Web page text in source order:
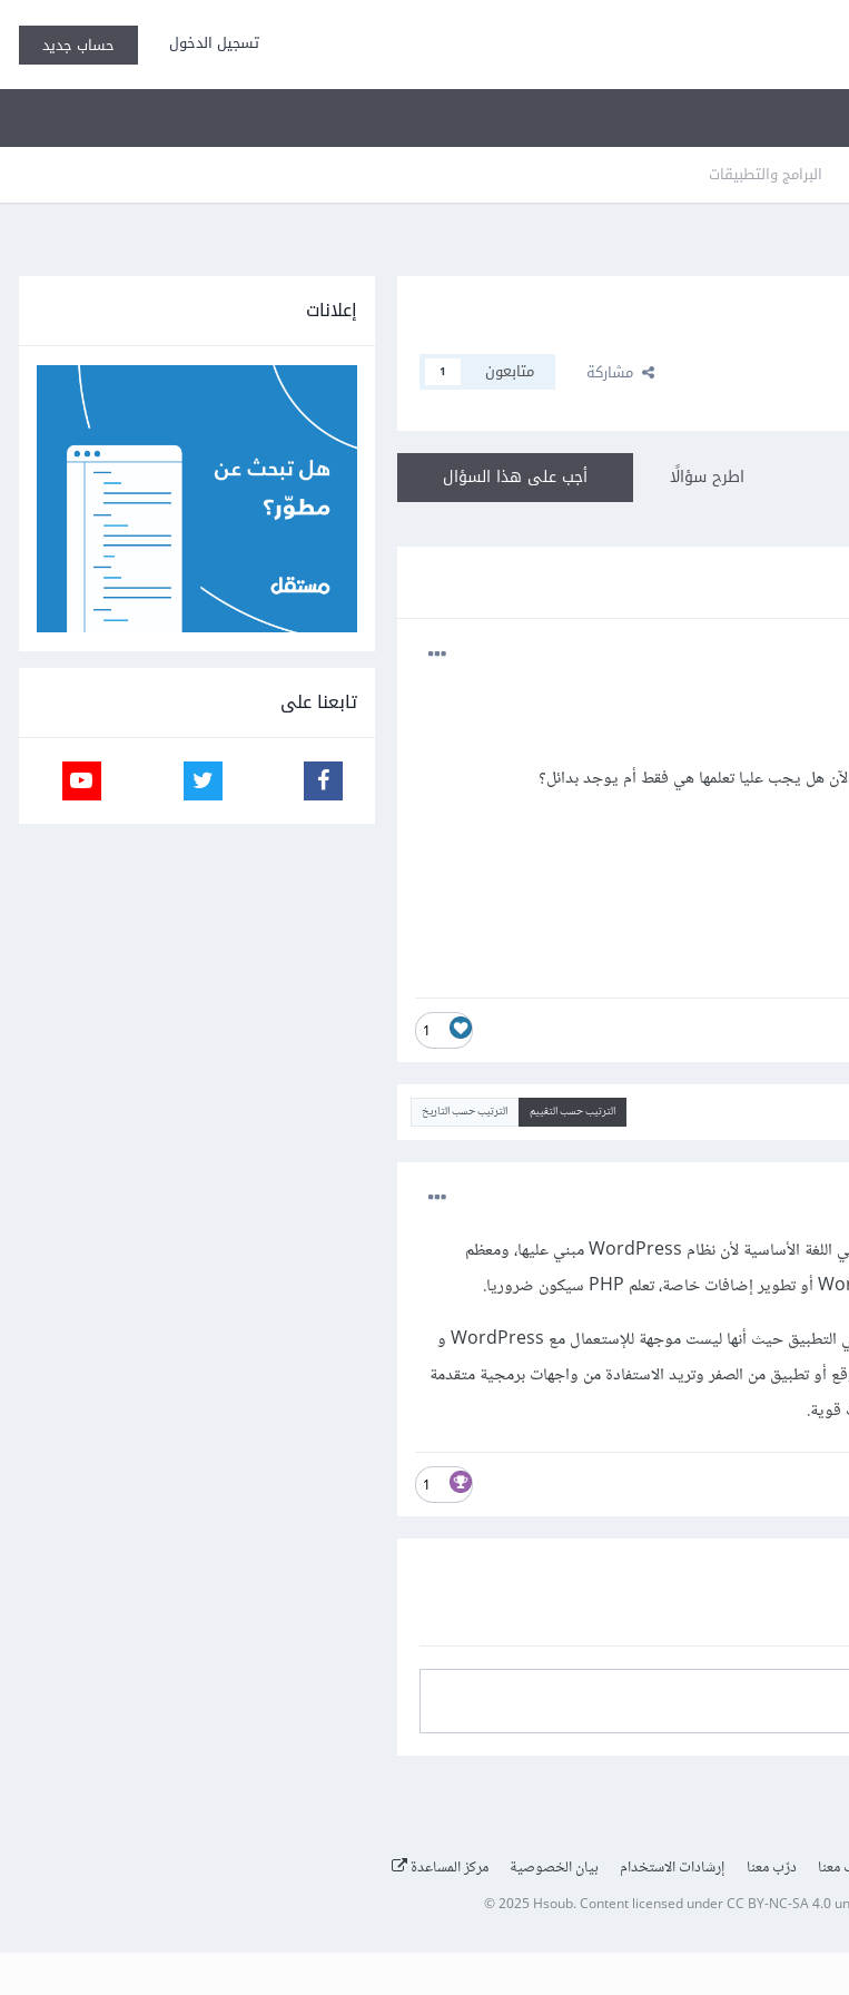
تسجيل الدخول حساب جديد
البرامج والتطبيقات
مشاركة متابعون 1
أجب على هذا السؤال اطرح سؤالًا
1
الترتيب حسب التقييم الترتيب حسب التاريخ
إذا كنت تقصد العمل على WordPress، فإن PHP هي اللغة الأساسية لأن نظام WordPress مبني عليها، ومعظم
أما بالنسبة للبدائل، فهي خيارات رائعة ولكنها تختلف في التطبيق حيث أنها ليست موجهة للإستعمال مع WordPress و
أو تطبيق من الصفر وتريد الاستفادة من واجهات برمجية متقدمة
1
إعلانات
تابعنا على
معنا درّب معنا إرشادات الاستخدام بيان الخصوصية مركز المساعدة
© 2025 Hsoub.Content licensed underCC BY-NC-SA 4.0